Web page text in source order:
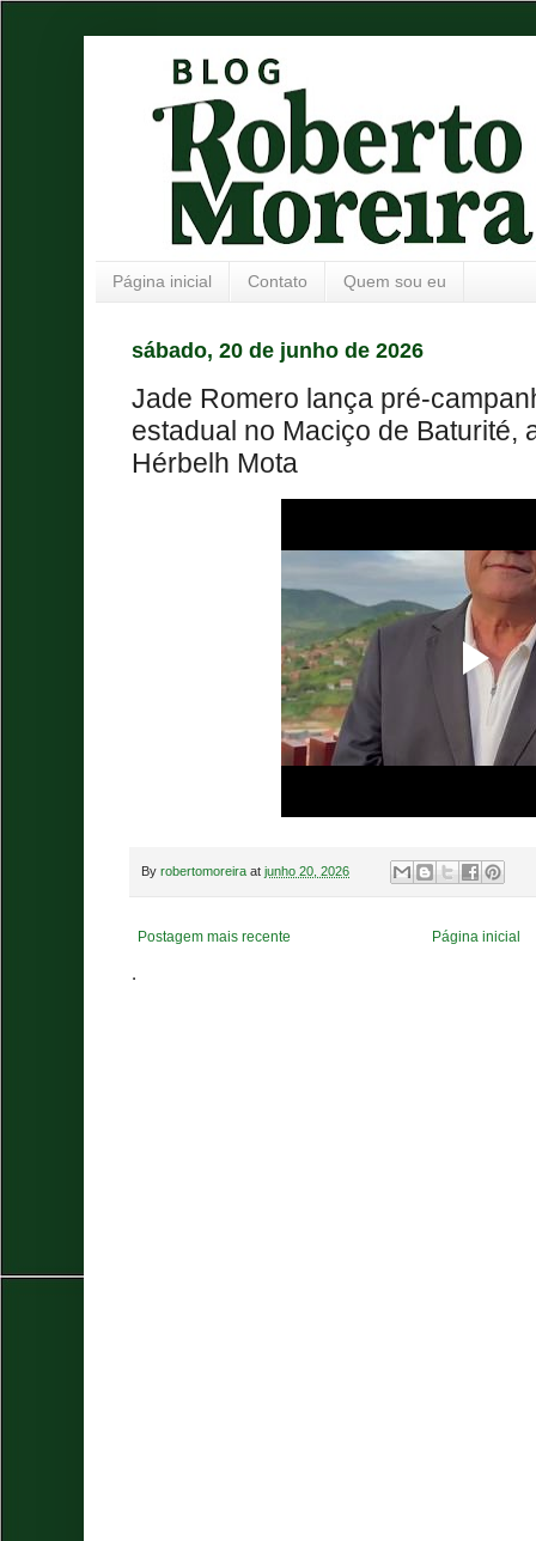
Página inicial Contato Quem sou eu
sábado, 20 de junho de 2026
Jade Romero lança pré-
estadual no Maciço de Baturité,
Hérbelh Mota
By robertomoreira at junho 20, 2026
Postagem mais recente Página inicial
.